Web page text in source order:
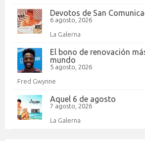
Devotos de San
6 agosto, 2026
La Galerna
El bono de renovación
mundo
5 agosto, 2026
Fred Gwynne
Aquel 6 de agosto
7 agosto, 2026
La Galerna